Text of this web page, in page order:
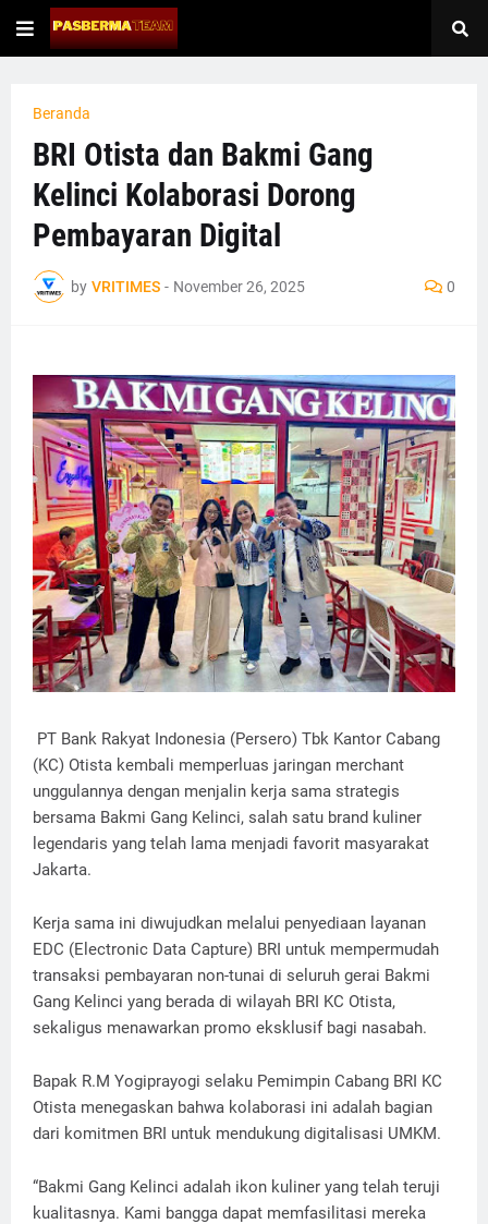
Beranda
BRI Otista dan Bakmi Gang
Kelinci Kolaborasi Dorong
Pembayaran Digital
by VRITIMES - November 26, 2025 0
PT Bank Rakyat Indonesia (Persero) Tbk Kantor Cabang
(KC) Otista kembali memperluas jaringan merchant
unggulannya dengan menjalin kerja sama strategis
bersama Bakmi Gang Kelinci, salah satu brand kuliner
legendaris yang telah lama menjadi favorit masyarakat
Jakarta.
Kerja sama ini diwujudkan melalui penyediaan layanan
EDC (Electronic Data Capture) BRI untuk mempermudah
transaksi pembayaran non-tunai di seluruh gerai Bakmi
Gang Kelinci yang berada di wilayah BRI KC Otista,
sekaligus menawarkan promo eksklusif bagi nasabah.
Bapak R.M Yogiprayogi selaku Pemimpin Cabang BRI KC
Otista menegaskan bahwa kolaborasi ini adalah bagian
dari komitmen BRI untuk mendukung digitalisasi UMKM.
“Bakmi Gang Kelinci adalah ikon kuliner yang telah teruji
kualitasnya. Kami bangga dapat memfasilitasi mereka